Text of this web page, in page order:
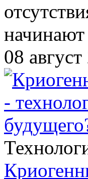
начинают
08